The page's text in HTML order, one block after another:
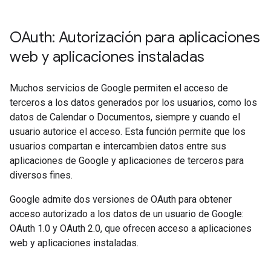
OAuth: Autorización para aplicaciones
web y aplicaciones instaladas
Muchos servicios de Google permiten el acceso de
terceros a los datos generados por los usuarios, como los
datos de Calendar o Documentos, siempre y cuando el
usuario autorice el acceso. Esta función permite que los
usuarios compartan e intercambien datos entre sus
aplicaciones de Google y aplicaciones de terceros para
diversos fines.
Google admite dos versiones de OAuth para obtener
acceso autorizado a los datos de un usuario de Google:
OAuth 1.0 y OAuth 2.0, que ofrecen acceso a aplicaciones
web y aplicaciones instaladas.